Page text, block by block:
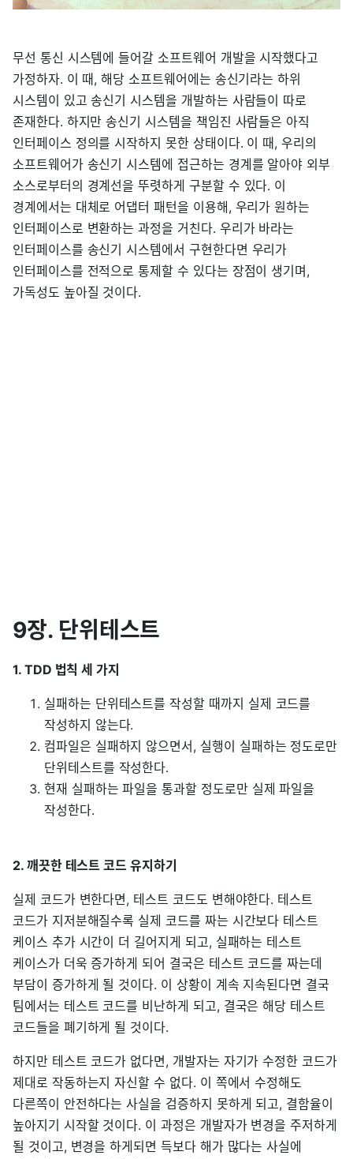
무선 통신 시스템에 들어갈 소프트웨어 개발을 시작했다고
가정하자. 이 때, 해당 소프트웨어에는 송신기라는 하위
시스템이 있고 송신기 시스템을 개발하는 사람들이 따로
존재한다. 하지만 송신기 시스템을 책임진 사람들은 아직
인터페이스 정의를 시작하지 못한 상태이다. 이 때, 우리의
소프트웨어가 송신기 시스템에 접근하는 경계를 알아야 외부
소스로부터의 경계선을 뚜렷하게 구분할 수 있다. 이
경계에서는 대체로 어댑터 패턴을 이용해, 우리가 원하는
인터페이스로 변환하는 과정을 거친다. 우리가 바라는
인터페이스를 송신기 시스템에서 구현한다면 우리가
인터페이스를 전적으로 통제할 수 있다는 장점이 생기며,
가독성도 높아질 것이다.
9장. 단위테스트
1. TDD 법칙 세 가지
실패하는 단위테스트를 작성할 때까지 실제 코드를
작성하지 않는다.
컴파일은 실패하지 않으면서, 실행이 실패하는 정도로만
단위테스트를 작성한다.
현재 실패하는 파일을 통과할 정도로만 실제 파일을
작성한다.
2. 깨끗한 테스트 코드 유지하기
실제 코드가 변한다면, 테스트 코드도 변해야한다. 테스트
코드가 지저분해질수록 실제 코드를 짜는 시간보다 테스트
케이스 추가 시간이 더 길어지게 되고, 실패하는 테스트
케이스가 더욱 증가하게 되어 결국은 테스트 코드를 짜는데
부담이 증가하게 될 것이다. 이 상황이 계속 지속된다면 결국
팀에서는 테스트 코드를 비난하게 되고, 결국은 해당 테스트
코드들을 폐기하게 될 것이다.
하지만 테스트 코드가 없다면, 개발자는 자기가 수정한 코드가
제대로 작동하는지 자신할 수 없다. 이 쪽에서 수정해도
다른쪽이 안전하다는 사실을 검증하지 못하게 되고, 결함율이
높아지기 시작할 것이다. 이 과정은 개발자가 변경을 주저하게
될 것이고, 변경을 하게되면 득보다 해가 많다는 사실에